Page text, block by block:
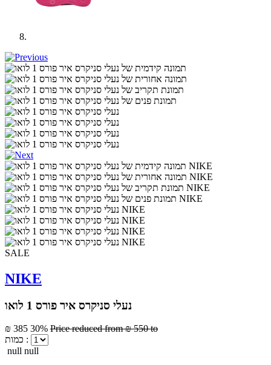
SALE
NIKE
נעלי סניקרס איר פורס 1 לואו
₪ 385 30% Price reduced from₪ 550 to
כמות :
null null